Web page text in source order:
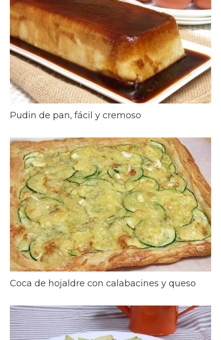
Pudin de pan, fácil y cremoso
Coca de hojaldre con calabacines y queso